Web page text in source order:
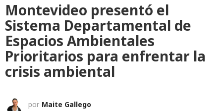
Montevideo presentó el
Sistema Departamental de
Espacios Ambientales
Prioritarios para enfrentar la
crisis ambiental
por Maite Gallego